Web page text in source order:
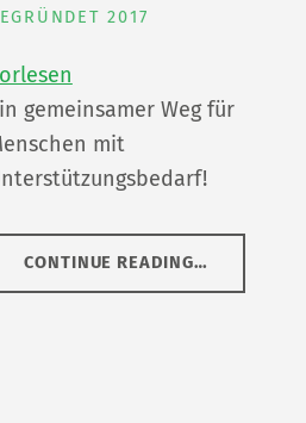
2017
gemeinsamer Weg für
mit
CONTINUE READINGGEGRÜNDET
”
…